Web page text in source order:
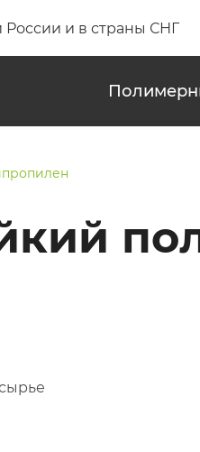
России и в страны СНГ